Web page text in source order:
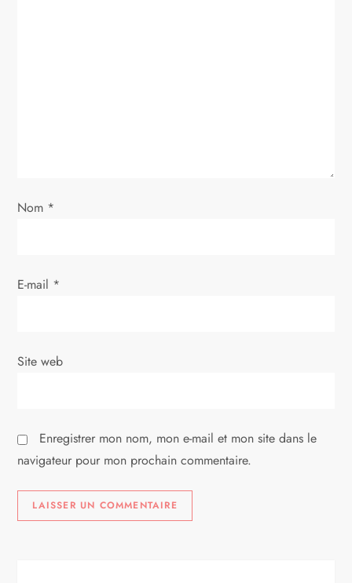
’
r
e
Nom *
E-mail *
Site web
Enregistrer mon nom, mon e-mail et mon site dans le
navigateur pour mon prochain commentaire.